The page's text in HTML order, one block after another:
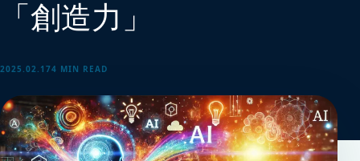
「創造力」
2025.02.174 MIN READ